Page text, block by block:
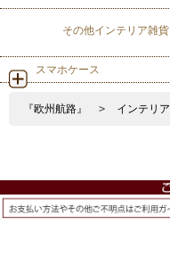
その他インテリア雑貨
スマホケース
『欧州航路』 > インテリア